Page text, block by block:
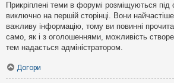
Прикріплені теми в форумі розміщуються під
виключно на першій сторінці. Вони
важливу інформацію, тому ви повинні
само, як і з оголошеннями, можливість
тем надається адміністратором.
Догори